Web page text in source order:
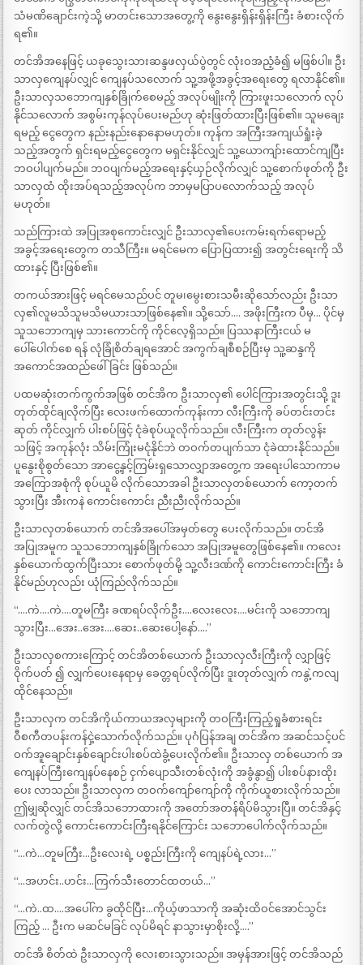
သံမဏိချောင်းကဲ့သို့ မာတင်းသောအတွေ့ကို နွေးနွေးရှိန်းရှိန်းကြီး ခံစားလိုက်
ရ၏။
တင်အိအနေဖြင့် ယခုသွေးသားဆန္ဒဖလှယ်ပွဲတွင် လုံးဝအညံ့ခံ၍ မဖြစ်ပါ။ ဦး
သာလှကျေနပ်လျှင် ကျေနပ်သလောက် သူ့အဖို့အခွင့်အရေးတွေ ရလာနိုင်၏။
ဦးသာလှသဘောကျနှစ်ခြိုက်စေမည့် အလုပ်မျိုးကို ကြားဖူးသလောက် လုပ်
နိုင်သလောက် အစွမ်းကုန်လုပ်ပေးမည်ဟု ဆုံးဖြတ်ထားပြီးဖြစ်၏။ သူမချေး
ရမည့် ငွေတွေက နည်းနည်းနောနောမဟုတ်။ ကုန်က အကြီးအကျယ်ရှုံးခဲ့
သည့်အတွက် ရှင်းရမည့်ငွေတွေက မရှင်းနိုင်လျှင် သူ့ယောကျာ်းထောင်ကျပြီး
ဘဝပါပျက်မည်။ ဘဝပျက်မည့်အရေးနှင့်ယှဉ်လိုက်လျှင် သူ့စောက်ဖုတ်ကို ဦး
သာလှထံ ထိုးအပ်ရသည့်အလုပ်က ဘာမှမပြာပလောက်သည့် အလုပ်
မဟုတ်။
သည်ကြားထဲ အပြုအစုကောင်းလျှင် ဦးသာလှ၏ပေးကမ်းရက်ရောမည့်
အခွင့်အရေးတွေက တသီကြီး။ မရင်မေက ပြောပြထား၍ အတွင်းရေးကို သိ
ထားနှင့် ပြီးဖြစ်၏။
တကယ်အားဖြင့် မရင်မေသည်ပင် တူမ၊မွေးစားသမီးဆိုသော်လည်း ဦးသာ
လှ၏လူမသိသူမသိမယားသာဖြစ်နေ၏။ သို့သော်…. အဖိုးကြီးက ပီမှ… ပိုင်မှ
သူသဘောကျမှ သားကောင်ကို ကိုင်လေ့ရှိသည်။ ပြဿနာကြီးငယ် မ
ပေါ်ပေါက်စေ ရန် လုံခြုံစိတ်ချရအောင် အကွက်ချစီစဉ်ပြီးမှ သူ့ဆန္ဒကို
အကောင်အထည်ဖေါ်ခြင်း ဖြစ်သည်။
ပထမဆုံးတက်ကွက်အဖြစ် တင်အိက ဦးသာလှ၏ ပေါင်ကြားအတွင်းသို့ ဒူး
တုတ်ထိုင်ချလိုက်ပြီး လေးဖက်ထောက်ကုန်းကာ လီးကြီးကို ခပ်တင်းတင်း
ဆုတ် ကိုင်လျှက် ပါးစပ်ဖြင့် ငုံခဲစုပ်ယူလိုက်သည်။ လီးကြီးက တုတ်လွန်း
သဖြင့် အကုန်လုံး သိမ်းကြုံးမငုံနိုင်ဘဲ တဝက်တပျက်သာ ငုံခဲထားနိုင်သည်။
ပူနွေးစိုစွတ်သော အာငွေ့နှင့်ကြမ်းရှသောလျှာအတွေ့က အရေးပါသောကာမ
အကြောအစုံကို စုပ်ယူမိ လိုက်သောအခါ ဦးသာလှတစ်ယောက် ကော့တက်
သွားပြီး အီးကနဲ ကောင်းကောင်း ညီးညီးလိုက်သည်။
ဦးသာလှတစ်ယောက် တင်အိအပေါ်အမှတ်တွေ ပေးလိုက်သည်။ တင်အိ
အပြုအမူက သူသဘောကျနှစ်ခြိုက်သော အပြုအမူတွေဖြစ်နေ၏။ ကလေး
နှစ်ယောက်ထွက်ပြီးသား စောက်ဖုတ်မို့ သူ့လီးဒဏ်ကို ကောင်းကောင်းကြီး ခံ
နိုင်မည်ဟုလည်း ယုံကြည်လိုက်သည်။
“….ကဲ….ကဲ….တူမကြီး ခဏရပ်လိုက်ဦး….လေးလေး….မင်းကို သဘောကျ
သွားပြီး…အေး..အေး….ဆေး..ဆေးပေါ့နော်….”
ဦးသာလှစကားကြောင့် တင်အိတစ်ယောက် ဦးသာလှလီးကြီးကို လျှာဖြင့်
ဝိုက်ပတ် ၍ လျှက်ပေးနေရာမှ ခေတ္တရပ်လိုက်ပြီး ဒူးတုတ်လျှက် ကနွဲ့ကလျ
ထိုင်နေသည်။
ဦးသာလှက တင်အိကိုယ်ကာယအလှများကို တဝကြီးကြည့်ရှုခံစားရင်း
ဝီစကီတပန်းကန်ငှဲ့သောက်လိုက်သည်။ ပုဂံပြန်အချ တင်အိက အဆင်သင့်ပင်
ဝက်အူချောင်းနှစ်ချောင်းပါးစပ်ထဲခွံ့ပေးလိုက်၏။ ဦးသာလှ တစ်ယောက် အ
ကျေနပ်ကြီးကျေနပ်နေစဉ် ငှက်ပျောသီးတစ်လုံးကို အခွံနွာ၍ ပါးစပ်နားထိုး
ပေး လာသည်။ ဦးသာလှက တဝက်ကျော်ကျော်ကို ကိုက်ယူစားလိုက်သည်။
ဤမျှဆိုလျှင် တင်အိသဘောထားကို အတော်အတန်ရိပ်မိသွားပြီ။ တင်အိနှင့်
လက်တွဲလို့ ကောင်းကောင်းကြီးရနိုင်ကြောင်း သဘောပေါက်လိုက်သည်။
“…ကဲ…တူမကြီး…ဦးလေးရဲ့ ပစ္စည်းကြီးကို ကျေနပ်ရဲ့လား…”
“…အဟင်း..ဟင်း…ကြက်သီးတောင်ထတယ်…”
“…ကဲ..ထ….အပေါ်က ခွထိုင်ပြီး…ကိုယ့်ဖာသာကို အဆုံးထိဝင်အောင်သွင်း
ကြည့် … ဦးက မဆင်မခြင် လုပ်မိရင် နာသွားမှာစိုးလို့….”
တင်အိ စိတ်ထဲ ဦးသာလှကို လေးစားသွားသည်။ အမှန်အားဖြင့် တင်အိသည်